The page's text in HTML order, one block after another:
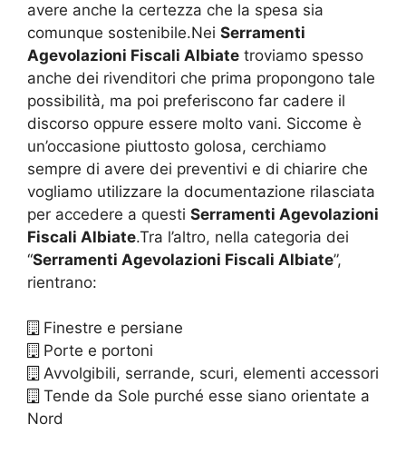
avere anche la certezza che la spesa sia
comunque sostenibile.Nei Serramenti
Agevolazioni Fiscali Albiate troviamo spesso
anche dei rivenditori che prima propongono tale
possibilità, ma poi preferiscono far cadere il
discorso oppure essere molto vani. Siccome è
un’occasione piuttosto golosa, cerchiamo
sempre di avere dei preventivi e di chiarire che
vogliamo utilizzare la documentazione rilasciata
per accedere a questi Serramenti Agevolazioni
Fiscali Albiate.Tra l’altro, nella categoria dei
“Serramenti Agevolazioni Fiscali Albiate”,
rientrano:
Finestre e persiane
Porte e portoni
Avvolgibili, serrande, scuri, elementi accessori
Tende da Sole purché esse siano orientate a
Nord